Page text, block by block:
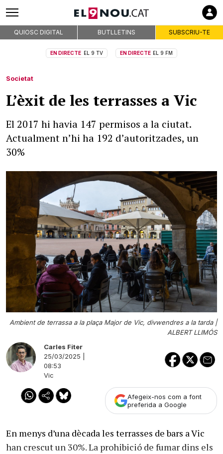
QUIOSC DIGITAL BUTLLETINS SUBSCRIU-TE
EN DIRECTE EL 9 TV EN DIRECTE EL 9 FM
Societat
L’èxit de les terrasses a Vic
El 2017 hi havia 147 permisos a la ciutat.
Actualment n’hi ha 192 d’autoritzades, un
30%
Ambient de terrassa a la plaça Major de Vic, divwendres a la tarda |
ALBERT LLIMÓS
Carles Fiter
25/03/2025 |
08:53
Vic
Afegeix-nos com a font
preferida a Google
En menys d’una dècada les terrasses de bars a Vic
han crescut un 30%. La prohibició de fumar dins els